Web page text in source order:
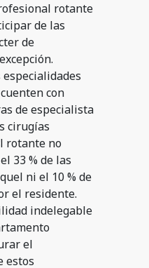
rotante
de las
de
especialidades
con
de especialista
cirugías
rotante no
33 % de las
ni el 10 % de
el residente.
indelegable
el
estos